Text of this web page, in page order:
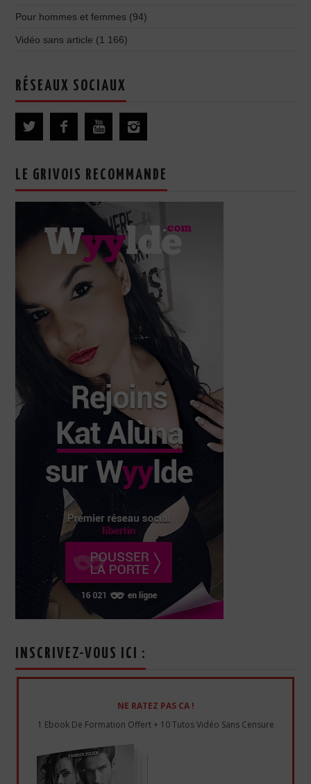
Pour hommes et femmes (94)
Vidéo sans article (1 166)
RÉSEAUX SOCIAUX
LE GRIVOIS RECOMMANDE
INSCRIVEZ-VOUS ICI :
NE RATEZ PAS CA !
1 Ebook De Formation Offert + 10 Tutos Vidéo Sans Censure